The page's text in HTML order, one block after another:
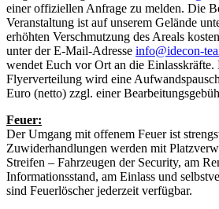
einer offiziellen Anfrage zu melden. Die
Veranstaltung ist auf unserem Gelände
erhöhten Verschmutzung des Areals
unter der E-Mail-Adresse info@idecon-
wendet Euch vor Ort an die Einlasskräfte.
Flyerverteilung wird eine
Euro (netto) zzgl. einer
Feuer:
Der Umgang mit offenem Feuer ist
Zuwiderhandlungen werden mit
Streifen – Fahrzeugen der Security, am
Informationsstand, am Einlass und
sind Feuerlöscher jederzeit verfügbar.